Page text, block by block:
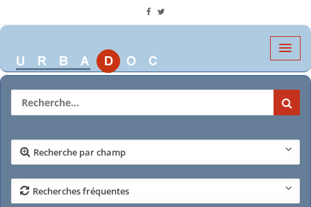
Recherche par champ
Recherches fréquentes